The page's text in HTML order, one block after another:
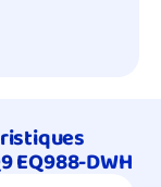
EQ988-DWH